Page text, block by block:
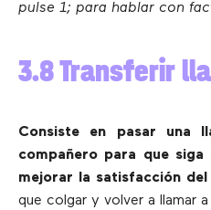
pulse 1; para hablar con
3.8 Transferir
Consiste en pasar una
compañero para que siga
mejorar la satisfacción
que colgar y volver a llamar